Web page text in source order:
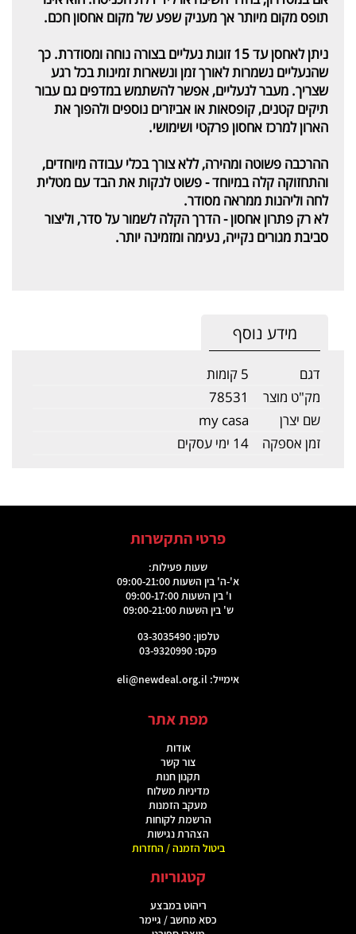
תופס מקום מיותר אך מעניק שפע של מקום אחסון חכם.
ניתן לאחסן עד 15 זוגות נעליים בצורה נוחה ומסודרת. כך
שהנעליים נשמרות לאורך זמן ונשארות זמינות בכל רגע
שצריך. מעבר לנעליים, אפשר להשתמש במדפים גם עבור
תיקים קטנים, קופסאות או אביזרים נוספים ולהפוך את
הארון למרכז אחסון פרקטי ושימושי.
ההרכבה פשוטה ומהירה, ללא צורך בכלי עבודה מיוחדים,
והתחזוקה קלה במיוחד - פשוט לנקות את הבד עם מטלית
לחה וליהנות ממראה מסודר.
לא רק פתרון אחסון - הדרך הקלה לשמור על סדר, וליצור
סביבת מגורים נקייה, נעימה ומזמינה יותר.
מידע נוסף
דגם
5 קומות
מק"ט מוצר
78531
שם יצרן
my casa
זמן אספקה
14 ימי עסקים
פרטי התקשרות
שעות פעילות:
א'-ה' בין השעות 09:00-21:00
ו' בין השעות 09:00-17:00
ש' בין השעות 09:00-21:00
טלפון: 03-3035490
פקס: 03-9320990
אימייל: eli@newdeal.org.il
מפת אתר
אודות
צור קשר
תקנון חנות
מדיניות משלוח
מעקב הזמנות
הרשמת לקוחות
הצהרת נגישות
ביטול הזמנה / החזרות
קטגוריות
ריהוט במבצע
כסא מחשב / גיימר